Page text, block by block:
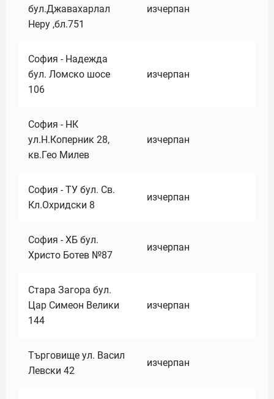
бул.Джавахарлал
Неру ,бл.751
изчерпан
София - Надежда
бул. Ломско шосе
106
изчерпан
София - НК
ул.Н.Коперник 28,
кв.Гео Милев
изчерпан
София - ТУ бул. Св.
Кл.Охридски 8
изчерпан
София - ХБ бул.
Христо Ботев №87
изчерпан
Стара Загора бул.
Цар Симеон Велики
144
изчерпан
Търговище ул. Васил
Левски 42
изчерпан